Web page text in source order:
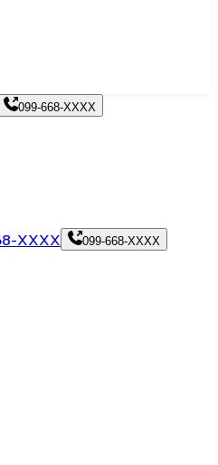
099-668-XXXX
XXXX
099-668-XXXX